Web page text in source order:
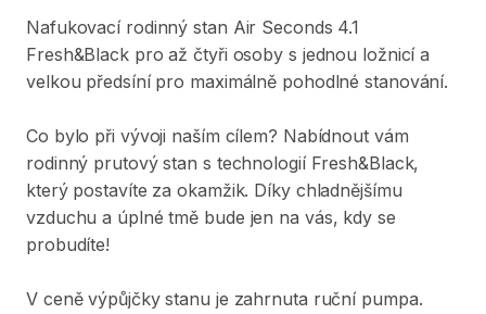
Nafukovací rodinný stan Air Seconds 4.1
Fresh&Black pro až čtyři osoby s jednou ložnicí a
velkou předsíní pro maximálně pohodlné stanování.
Co bylo při vývoji naším cílem? Nabídnout vám
rodinný prutový stan s technologií Fresh&Black​,​
který postavíte za okamžik. Díky chladnějšímu
vzduchu a úplné tmě bude jen na vás​,​ kdy se
probudíte!
V ceně výpůjčky stanu je zahrnuta ruční pumpa.